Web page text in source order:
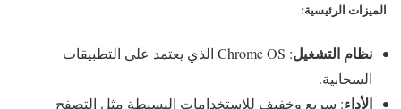
الميزات الرئيسية:
نظام التشغيل
: Chrome OS الذي يعتمد على التطبيقات
السحابية.
الأداء: سريع وخفيف للاستخدامات البسيطة مثل التصفح